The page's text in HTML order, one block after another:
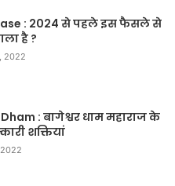
: 2024 से पहले इस फैसले से
है ?
2022
: बागेश्वर धाम महाराज के
शक्तियां